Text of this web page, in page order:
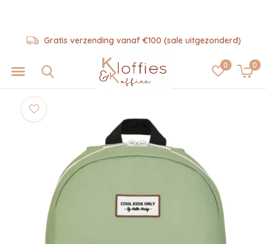
0 0
Gratis verzending vanaf €100 (sale uitgezonderd)